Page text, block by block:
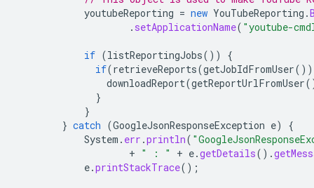
youtubeReporting = new YouTubeReporting .
. setApplicationName( "youtube-
if (listReportingJobs())
{
if(retrieveReports(getJobIdFromUser
downloadReport(getReportUrlFromUser
}
}
} catch (GoogleJsonResponseException e)
{
System . err .println(
+ " : " + e.getDetails().
e.printStackTrace();